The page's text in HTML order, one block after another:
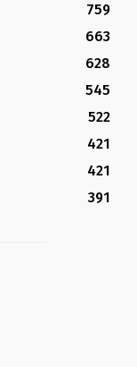
759
663
628
545
522
421
421
391